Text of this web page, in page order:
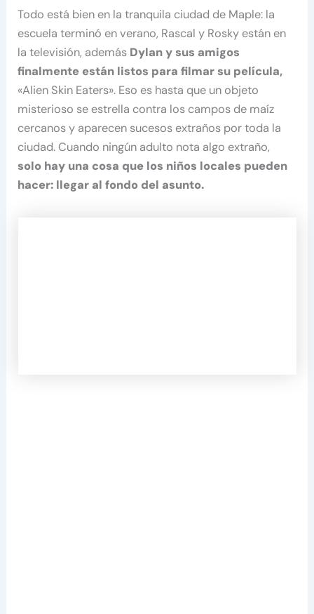
Todo está bien en la tranquila ciudad de Maple: la
escuela terminó en verano, Rascal y Rosky están en
la televisión, además Dylan y sus amigos
finalmente están listos para filmar su película,
«Alien Skin Eaters». Eso es hasta que un objeto
misterioso se estrella contra los campos de maíz
cercanos y aparecen sucesos extraños por toda la
ciudad. Cuando ningún adulto nota algo extraño,
solo hay una cosa que los niños locales pueden
hacer: llegar al fondo del asunto.